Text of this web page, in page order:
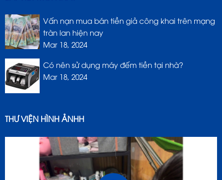
Vấn nạn mua bán tiền giả công khai trên mạng
tràn lan hiện nay
Mar 18, 2024
Có nên sử dụng máy đếm tiền tại nhà?
Mar 18, 2024
THƯ VIỆN HÌNH ẢNHH